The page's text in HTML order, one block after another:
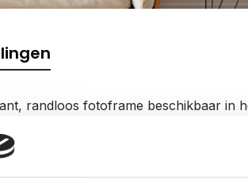
randloos fotoframe beschikbaar in
kunt aanpassen. Stel uw eigen
nieuwe foto’s. Door middel van het
is de perfecte keuze voor een